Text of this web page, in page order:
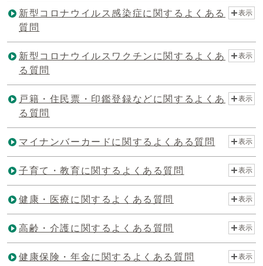
新型コロナウイルス感染症に関するよくある
質問
表示
新型コロナウイルスワクチンに関するよくあ
る質問
表示
戸籍・住民票・印鑑登録などに関するよくあ
る質問
表示
マイナンバーカードに関するよくある質問 表示
子育て・教育に関するよくある質問 表示
健康・医療に関するよくある質問 表示
高齢・介護に関するよくある質問 表示
健康保険・年金に関するよくある質問 表示